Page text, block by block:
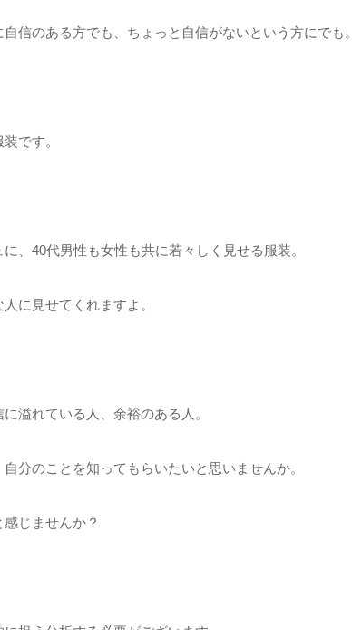
信のある方でも、ちょっと自信がないという方にでも。
です。
、40代男性も女性も共に若々しく見せる服装。
に見せてくれますよ。
溢れている人、余裕のある人。
分のことを知ってもらいたいと思いませんか。
じませんか？